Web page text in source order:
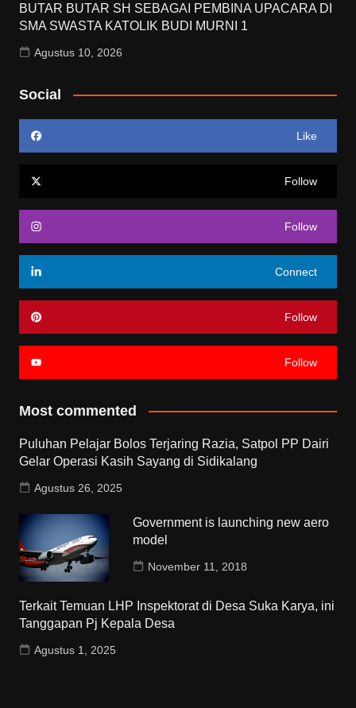
BUTAR BUTAR SH SEBAGAI PEMBINA UPACARA DI
SMA SWASTA KATOLIK BUDI MURNI 1
Agustus 10, 2026
Social
Like
Follow
Follow
Connect
Follow
Follow
Most commented
Puluhan Pelajar Bolos Terjaring Razia, Satpol PP Dairi
Gelar Operasi Kasih Sayang di Sidikalang
Agustus 26, 2025
Government is launching new aero
model
November 11, 2018
Terkait Temuan LHP Inspektorat di Desa Suka Karya, ini
Tanggapan Pj Kepala Desa
Agustus 1, 2025